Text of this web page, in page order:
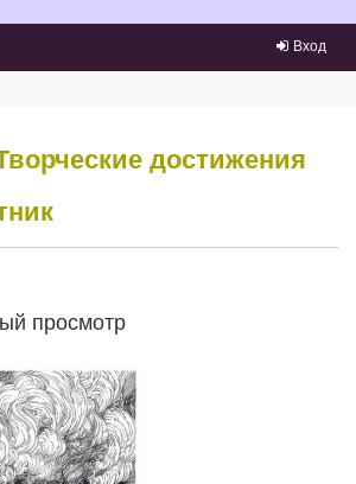
Вход
достижения
просмотр